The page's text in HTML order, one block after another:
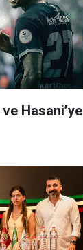
Hasani’ye